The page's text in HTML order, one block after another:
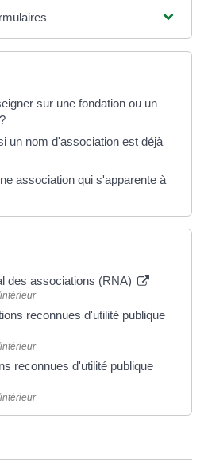
sur une fondation ou un
un nom d'association est déjà
association qui s'apparente à
des associations (RNA)
reconnues d'utilité publique
reconnues d'utilité publique